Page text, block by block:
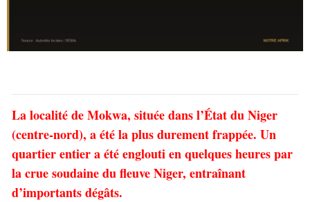
La localité de Mokwa, située dans l’État du Niger
(centre-nord), a été la plus durement frappée. Un
quartier entier a été englouti en quelques heures par
la crue soudaine du fleuve Niger, entraînant
d’importants dégâts.